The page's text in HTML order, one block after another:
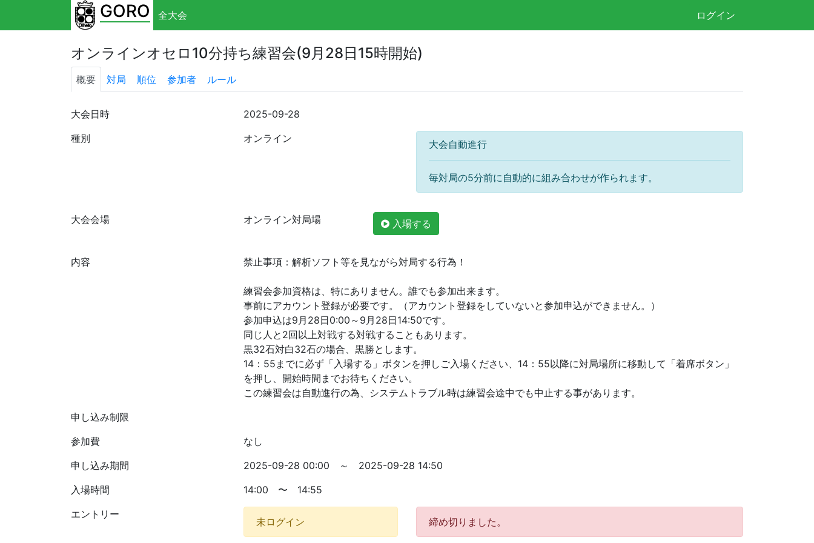
GORO 全大会 ログイン
オンラインオセロ10分持ち練習会(9月28日15時開始)
概要 対局 順位 参加者 ルール
大会日時
2025-09-28
種別
オンライン 大会自動進行
毎対局の5分前に自動的に組み合わせが作られます。
大会会場 オンライン対局場 入場する
内容 禁止事項：解析ソフト等を見ながら対局する行為！
練習会参加資格は、特にありません。誰でも参加出来ます。
事前にアカウント登録が必要です。（アカウント登録をしていないと参加申込ができません。）
参加申込は9月28日0:00～9月28日14:50です。
同じ人と2回以上対戦する対戦することもあります。
黒32石対白32石の場合、黒勝とします。
14：55までに必ず「入場する」ボタンを押しご入場ください、14：55以降に対局場所に移動して「着席ボタン」
を押し、開始時間までお待ちください。
この練習会は自動進行の為、システムトラブル時は練習会途中でも中止する事があります。
申し込み制限
参加費
なし
申し込み期間
2025-09-28 00:00 ～ 2025-09-28 14:50
入場時間
14:00 〜 14:55
エントリー
未ログイン 締め切りました。